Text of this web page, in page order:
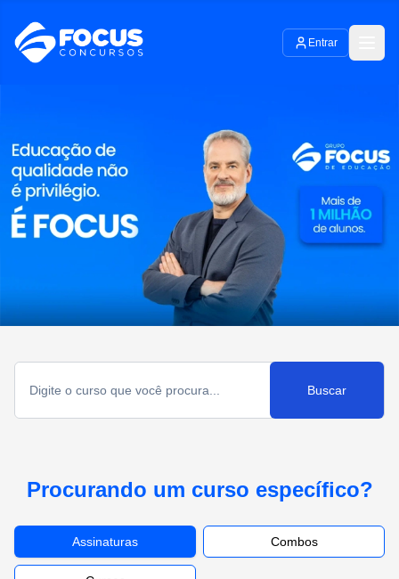
Entrar
Buscar
Procurando um curso específico?
Assinaturas Combos